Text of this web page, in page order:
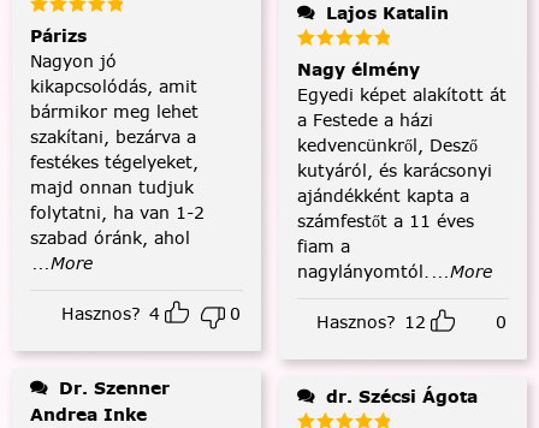
Párizs
Nagyon jó
kikapcsolódás, amit
bármikor meg lehet
szakítani, bezárva a
festékes tégelyeket,
majd onnan tudjuk
folytatni, ha van 1-2
szabad óránk, ahol
...More
Hasznos? 4 0
Andrea Inke
Lajos Katalin
Nagy élmény
Egyedi képet alakított át
a Festede a házi
kedvencünkről, Desző
kutyáról, és karácsonyi
ajándékként kapta a
számfestőt a 11 éves
fiam a
nagylányomtól. ...More
Hasznos? 12 0
dr. Szécsi Ágota